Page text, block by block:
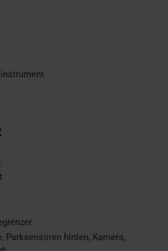
Parksensoren hinten, Kamera,